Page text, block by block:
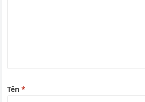
Tên*